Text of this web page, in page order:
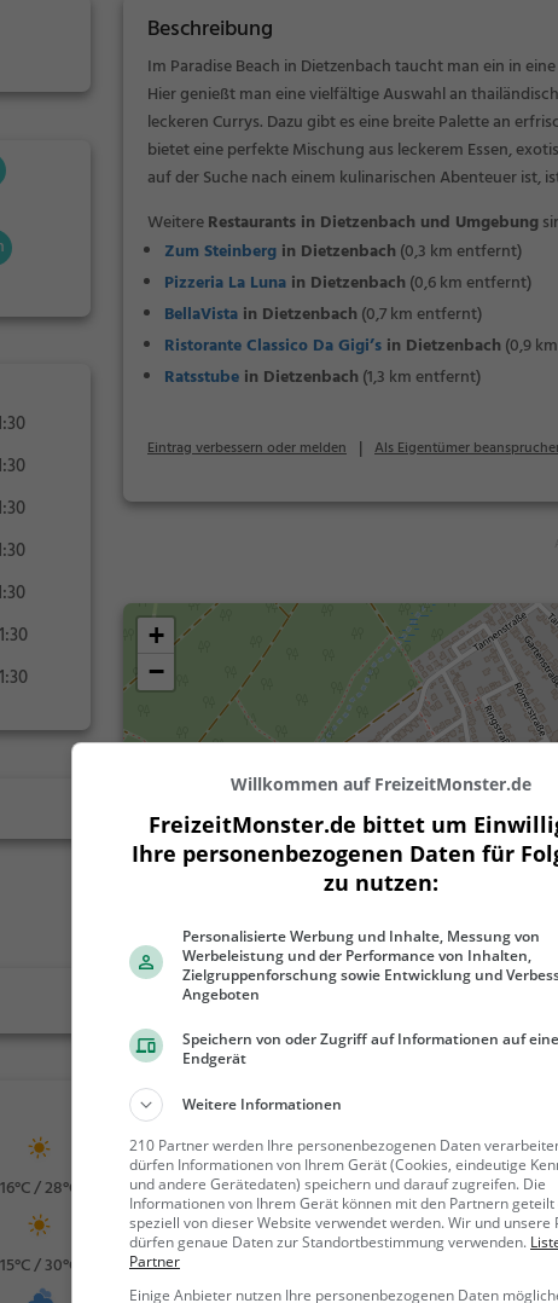
16°C / 28°C
15°C / 30°C
Beschreibung
Im Paradise Beach in Dietzenbach taucht man ein in
Hier genießt man eine vielfältige Auswahl an
leckeren Currys. Dazu gibt es eine breite Palette an
bietet eine perfekte Mischung aus leckerem Essen,
auf der Suche nach einem kulinarischen Abenteuer ist,
WeitereRestaurants in Dietzenbach und Umgebung
Zum Steinberg in Dietzenbach (0,3 km entfernt)
Pizzeria La Luna in Dietzenbach (0,6 km entfernt)
BellaVista in Dietzenbach (0,7 km entfernt)
Ristorante Classico Da Gigi’s in Dietzenbach (0,9
Ratsstube in Dietzenbach (1,3 km entfernt)
Eintrag verbessern oder melden | Als Eigentümer
+
−
1000 ft
Gaststätten in der Nähe von
Pizzeria La Luna
Italienisches Restaurant in
Dietzenbach
Dietzenba
ch
Restaura
nt, Italienisc
h, Pizza, Euro
Willkommen auf FreizeitMonster.de
FreizeitMonster.de bittet um
Ihre personenbezogenen Daten für
zu nutzen:
Personalisierte Werbung und Inhalte, Messung von
Werbeleistung und der Performance von Inhalten,
Zielgruppenforschung sowie Entwicklung und
Angeboten
Speichern von oder Zugriff auf Informationen auf
Endgerät
Weitere Informationen
210 Partner werden Ihre personenbezogenen Daten
dürfen Informationen von Ihrem Gerät (Cookies, eindeutige
und andere Gerätedaten) speichern und darauf zugreifen. Die
Informationen von Ihrem Gerät können mit den Partnern
speziell von dieser Website verwendet werden. Wir und unsere
dürfen genaue Daten zur Standortbestimmung verwenden.
Partner
Einige Anbieter nutzen Ihre personenbezogenen Daten